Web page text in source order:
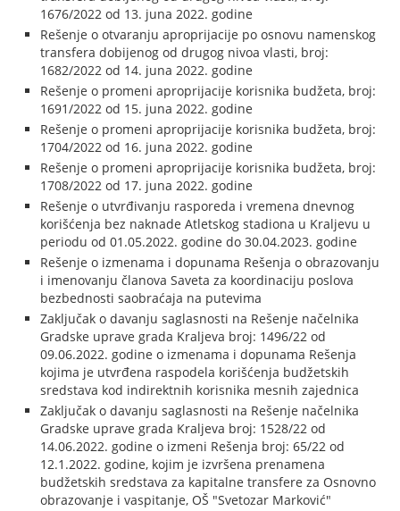
1676/2022 od 13. juna 2022. godine
Rešenje o otvaranju aproprijacije po osnovu namenskog
transfera dobijenog od drugog nivoa vlasti, broj:
1682/2022 od 14. juna 2022. godine
Rešenje o promeni aproprijacije korisnika budžeta, broj:
1691/2022 od 15. juna 2022. godine
Rešenje o promeni aproprijacije korisnika budžeta, broj:
1704/2022 od 16. juna 2022. godine
Rešenje o promeni aproprijacije korisnika budžeta, broj:
1708/2022 od 17. juna 2022. godine
Rešenje o utvrđivanju rasporeda i vremena dnevnog
korišćenja bez naknade Atletskog stadiona u Kraljevu u
periodu od 01.05.2022. godine do 30.04.2023. godine
Rešenje o izmenama i dopunama Rešenja o obrazovanju
i imenovanju članova Saveta za koordinaciju poslova
bezbednosti saobraćaja na putevima
Zaključak o davanju saglasnosti na Rešenje načelnika
Gradske uprave grada Kraljeva broj: 1496/22 od
09.06.2022. godine o izmenama i dopunama Rešenja
kojima je utvrđena raspodela korišćenja budžetskih
sredstava kod indirektnih korisnika mesnih zajednica
Zaključak o davanju saglasnosti na Rešenje načelnika
Gradske uprave grada Kraljeva broj: 1528/22 od
14.06.2022. godine o izmeni Rešenja broj: 65/22 od
12.1.2022. godine, kojim je izvršena prenamena
budžetskih sredstava za kapitalne transfere za Osnovno
obrazovanje i vaspitanje, OŠ "Svetozar Marković"